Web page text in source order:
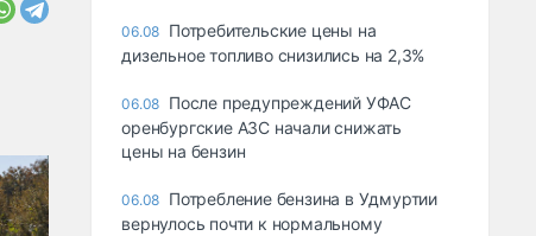
06.08 Потребительские цены на
дизельное топливо снизились на 2,3%
06.08 После предупреждений УФАС
оренбургские АЗС начали снижать
цены на бензин
06.08 Потребление бензина в Удмуртии
вернулось почти к нормальному